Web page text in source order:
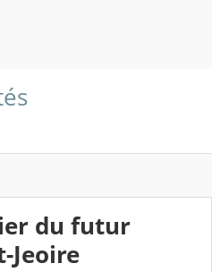
du futur
Jeoire